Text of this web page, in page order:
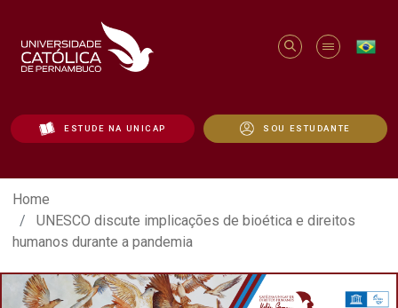
ESTUDE NA UNICAP SOU ESTUDANTE
UNESCO discute implicações de
Home
UNESCO discute implicações de bioética e direitos
humanos durante a pandemia